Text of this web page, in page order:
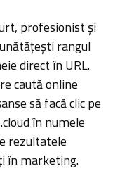
profesionist și
rangul
direct în URL.
caută online
să facă clic pe
în numele
rezultatele
în marketing.